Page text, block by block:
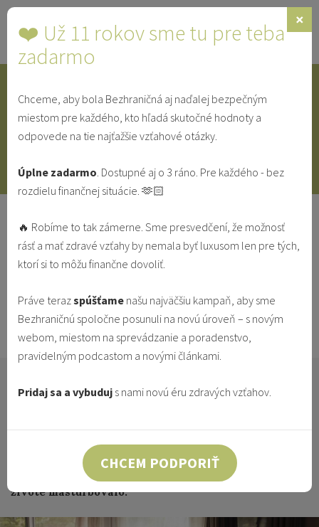
Toggle
IDENTITA SINGLE SVEDECTVÁ
Masturbácia: Sex so sebou samým je
síce príjemný, ale...
ČISTOTA KRÍZA PORNOGRAFIA
Erik Dujava
3.6.2023 Vzťahy & Identita
nehovorí ani nepíše. Je to pochopiteľné, pretože ide
praktizovala a mnohí stále praktizujú. Štatistiky
hovoria, že až 81% žien a 95% mužov aspoň raz v
živote masturbovalo.
❤️ Už 11 rokov sme tu pre teba
zadarmo
×
Chceme, aby bola Bezhraničná aj naďalej bezpečným
miestom pre každého, kto hľadá skutočné hodnoty a
odpovede na tie najťažšie vzťahové otázky.
Úplne zadarmo. Dostupné aj o 3 ráno. Pre každého - bez
rozdielu finančnej situácie. 🫶🏻
🔥 Robíme to tak zámerne. Sme presvedčení, že možnosť
rásť a mať zdravé vzťahy by nemala byť luxusom len pre tých,
ktorí si to môžu finančne dovoliť.
Práve terazspúšťame našu najväčšiu kampaň, aby sme
Bezhraničnú spoločne posunuli na novú úroveň – s novým
webom, miestom na sprevádzanie a poradenstvo,
pravidelným podcastom a novými článkami.
Pridaj sa a vybuduj s nami novú éru zdravých vzťahov.
CHCEM PODPORIŤ